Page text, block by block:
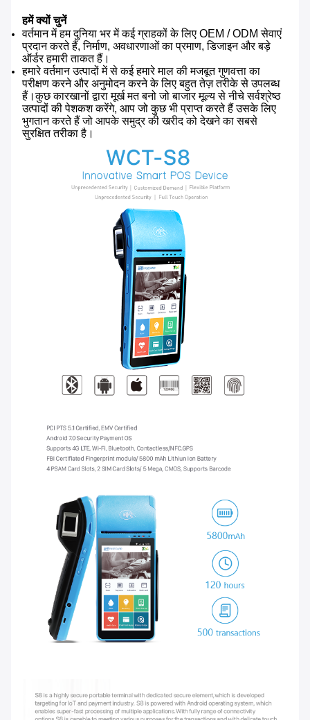
हमें क्यों चुनें
वर्तमान में हम दुनिया भर में कई ग्राहकों के लिए OEM / ODM सेवाएं
प्रदान करते हैं, निर्माण, अवधारणाओं का प्रमाण, डिजाइन और बड़े
ऑर्डर हमारी ताकत हैं।
हमारे वर्तमान उत्पादों में से कई हमारे माल की मजबूत गुणवत्ता का
परीक्षण करने और अनुमोदन करने के लिए बहुत तेज़ तरीके से उपलब्ध
हैं।कुछ कारखानों द्वारा मूर्ख मत बनो जो बाजार मूल्य से नीचे सर्वश्रेष्ठ
उत्पादों की पेशकश करेंगे, आप जो कुछ भी प्राप्त करते हैं उसके लिए
भुगतान करते हैं जो आपके समुद्र की खरीद को देखने का सबसे
सुरक्षित तरीका है।